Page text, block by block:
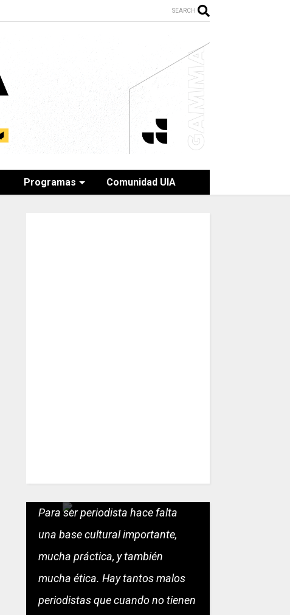
SEARCH
Programas Comunidad UIA
Para ser periodista hace falta
una base cultural importante,
mucha práctica, y también
mucha ética. Hay tantos malos
periodistas que cuando no tienen